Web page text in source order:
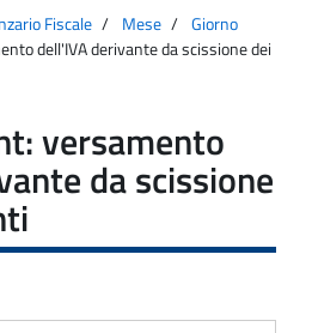
Fiscale Mese
Giorno
dell'IVA derivante da scissione dei
versamento
da scissione